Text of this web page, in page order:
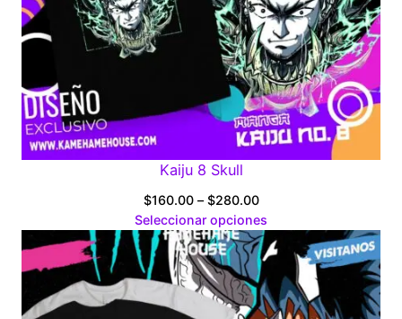
Kaiju 8 Skull
$160.00 – $280.00Price
range:
$160.00
through
$280.00
Seleccionar opciones